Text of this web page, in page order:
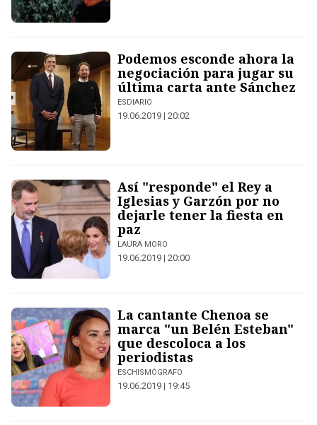
Podemos esconde ahora la
negociación para jugar su
última carta ante Sánchez
ESDIARIO
19.06.2019 | 20:02
Así "responde" el Rey a
Iglesias y Garzón por no
dejarle tener la fiesta en
paz
LAURA MORO
19.06.2019 | 20:00
La cantante Chenoa se
marca "un Belén Esteban"
que descoloca a los
periodistas
ESCHISMÓGRAFO
19.06.2019 | 19:45